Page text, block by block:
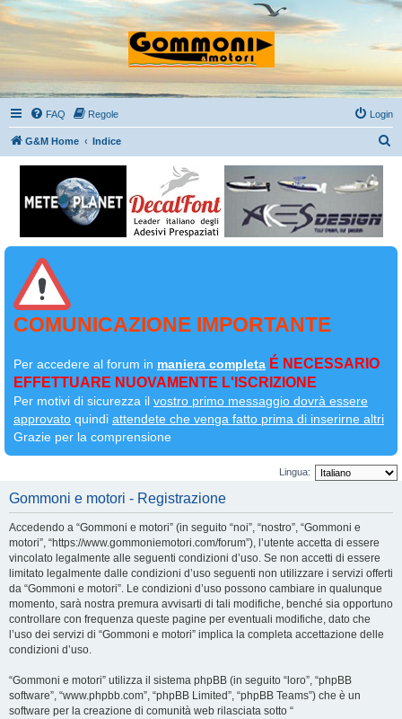
FAQ Regole Login
G&M Home Indice
COMUNICAZIONE IMPORTANTE
Per accedere al forum in maniera completa É NECESSARIO
EFFETTUARE NUOVAMENTE L'ISCRIZIONE
Per motivi di sicurezza il vostro primo messaggio dovrà essere
approvato quindi attendete che venga fatto prima di inserirne altri
Grazie per la comprensione
Lingua:
Gommoni e motori - Registrazione
Accedendo a “Gommoni e motori” (in seguito “noi”, “nostro”, “Gommoni e
motori”, “https://www.gommoniemotori.com/forum”), l’utente accetta di essere
vincolato legalmente alle seguenti condizioni d’uso. Se non accetti di essere
limitato legalmente dalle condizioni d’uso seguenti non utilizzare i servizi offerti
da “Gommoni e motori”. Le condizioni d’uso possono cambiare in qualunque
momento, sarà nostra premura avvisarti di tali modifiche, benché sia opportuno
controllare con frequenza queste pagine per eventuali modifiche, dato che
l’uso dei servizi di “Gommoni e motori” implica la completa accettazione delle
condizioni d’uso.
“Gommoni e motori” utilizza il sistema phpBB (in seguito “loro”, “phpBB
software”, “www.phpbb.com”, “phpBB Limited”, “phpBB Teams”) che è un
software per la creazione di comunità web rilasciata sotto “